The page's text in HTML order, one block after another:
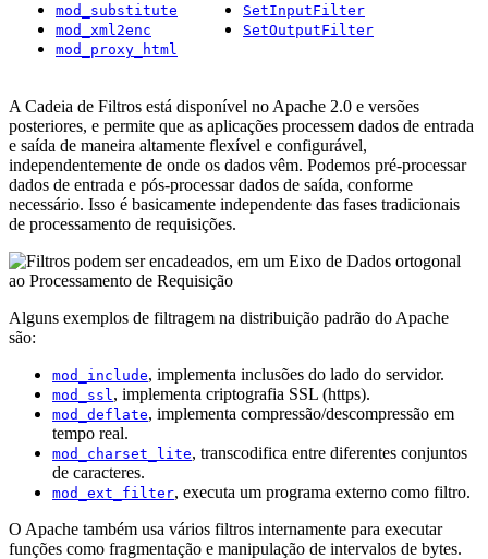
mod_substitute
mod_xml2enc
mod_proxy_html
SetInputFilter
SetOutputFilter
A Cadeia de Filtros está disponível no Apache 2.0 e versões
posteriores, e permite que as aplicações processem dados de entrada
e saída de maneira altamente flexível e configurável,
independentemente de onde os dados vêm. Podemos pré-processar
dados de entrada e pós-processar dados de saída, conforme
necessário. Isso é basicamente independente das fases tradicionais
de processamento de requisições.
Alguns exemplos de filtragem na distribuição padrão do Apache
são:
mod_include, implementa inclusões do lado do servidor.
mod_ssl , implementa criptografia SSL (https).
mod_deflate, implementa compressão/descompressão em
tempo real.
mod_charset_lite, transcodifica entre diferentes conjuntos
de caracteres.
mod_ext_filter, executa um programa externo como filtro.
O Apache também usa vários filtros internamente para executar
funções como fragmentação e manipulação de intervalos de bytes.